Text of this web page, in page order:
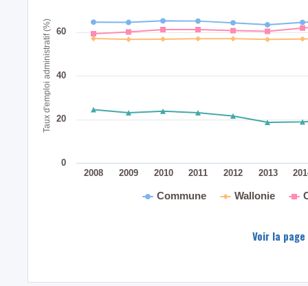
Taux d'emploi administratif (%)
Commune Wallonie
2008 2009 2010 2011 2012 2013
0
20
40
60
Voir la